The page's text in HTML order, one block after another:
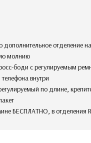
дополнительное отделение
молнию
боди с регулируемым
внутри
по длине,
БЕСПЛАТНО, в отделения